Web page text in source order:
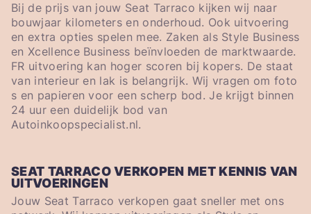
Bij de prijs van jouw Seat Tarraco kijken wij naar
bouwjaar kilometers en onderhoud. Ook uitvoering
en extra opties spelen mee. Zaken als Style Business
en Xcellence Business beïnvloeden de marktwaarde.
FR uitvoering kan hoger scoren bij kopers. De staat
van interieur en lak is belangrijk. Wij vragen om foto
s en papieren voor een scherp bod. Je krijgt binnen
24 uur een duidelijk bod van
Autoinkoopspecialist.nl.
SEAT TARRACO VERKOPEN MET KENNIS VAN
UITVOERINGEN
Jouw Seat Tarraco verkopen gaat sneller met ons